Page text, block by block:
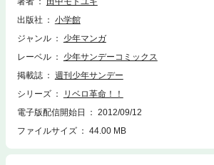
出版社
小学館
ジャンル
少年マンガ
レーベル
少年サンデーコミックス
掲載誌
週刊少年サンデー
シリーズ
リベロ革命！！
電子版配信開始日
2012/09/12
ファイルサイズ
44.00 MB